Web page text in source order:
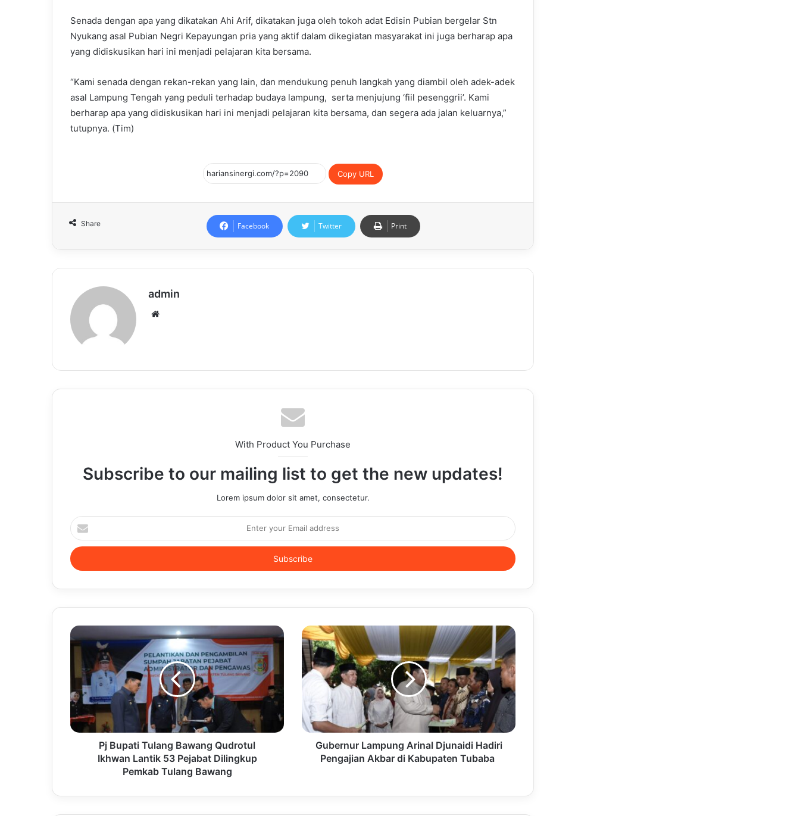
Senada dengan apa yang dikatakan Ahi Arif, dikatakan juga oleh tokoh adat Edisin Pubian bergelar Stn
Nyukang asal Pubian Negri Kepayungan pria yang aktif dalam dikegiatan masyarakat ini juga berharap apa
yang didiskusikan hari ini menjadi pelajaran kita bersama.
“Kami senada dengan rekan-rekan yang lain, dan mendukung penuh langkah yang diambil oleh adek-adek
asal Lampung Tengah yang peduli terhadap budaya lampung, serta menjujung ‘fiil pesenggrii’. Kami
berharap apa yang didiskusikan hari ini menjadi pelajaran kita bersama, dan segera ada jalan keluarnya,”
tutupnya. (Tim)
Copy URL
Share Facebook Twitter Print
admin
With Product You Purchase
Subscribe to our mailing list to get the new updates!
Lorem ipsum dolor sit amet, consectetur.
Enter
your
Email
address
Pj Bupati Tulang Bawang Qudrotul
Ikhwan Lantik 53 Pejabat Dilingkup
Pemkab Tulang Bawang
Gubernur Lampung Arinal Djunaidi Hadiri
Pengajian Akbar di Kabupaten Tubaba